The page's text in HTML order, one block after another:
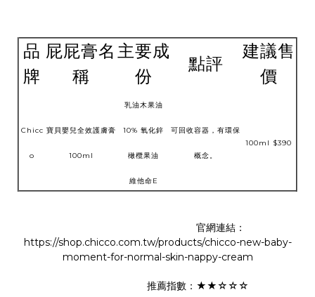
品
牌
屁屁膏名
稱
主要成
份
點評
建議售
價
Chicc
o
寶貝嬰兒全效護膚膏
100ml
乳油木果油
10% 氧化鋅
橄欖果油
維他命E
可回收容器，有環保
概念。
100ml $390
官網連結：
https://shop.chicco.com.tw/products/chicco-new-baby-
moment-for-normal-skin-nappy-cream
推薦指數：★★☆☆☆